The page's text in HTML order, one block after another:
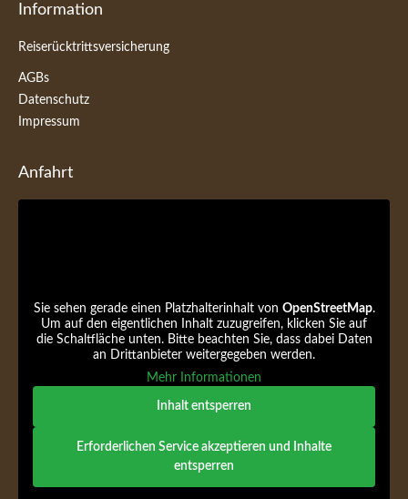
Information
Reiserücktrittsversicherung
AGBs
Datenschutz
Impressum
Anfahrt
Sie sehen gerade einen Platzhalterinhalt von OpenStreetMap.
Um auf den eigentlichen Inhalt zuzugreifen, klicken Sie auf
die Schaltfläche unten. Bitte beachten Sie, dass dabei Daten
an Drittanbieter weitergegeben werden.
Mehr Informationen
Inhalt entsperren
Erforderlichen Service akzeptieren und Inhalte
entsperren